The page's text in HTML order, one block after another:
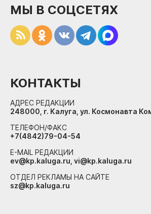
МЫ В СОЦСЕТЯХ
КОНТАКТЫ
АДРЕС РЕДАКЦИИ
248000, г. Калуга, ул. Космонавта
ТЕЛЕФОН/ФАКС
+7(4842)79-04-54
E-MAIL РЕДАКЦИИ
ev@kp.kaluga.ru, vi@kp.kaluga.ru
ОТДЕЛ РЕКЛАМЫ НА САЙТЕ
sz@kp.kaluga.ru